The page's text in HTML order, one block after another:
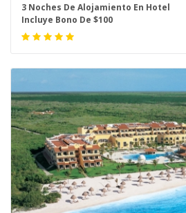
3 Noches De Alojamiento En Hotel
Incluye Bono De $100